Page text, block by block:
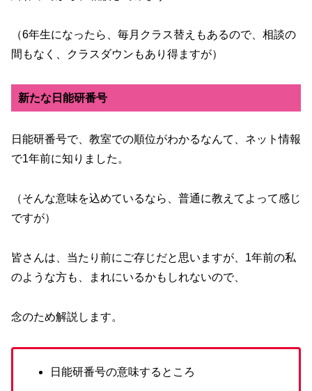
（6年生になったら、毎月クラス替えもあるので、相談の
間もなく、クラスダウンもあり得ますが）
新たな日能研番号
日能研番号で、教室での順位がわかるなんて、ネット情報
で1年前に知りました。
（そんな意味を込めているなら、普通に教えてよって感じ
ですが）
皆さんは、当たり前にご存じだと思いますが、1年前の私
のような方も、まれにいるかもしれないので、
念のため解説します。
日能研番号の意味するところ